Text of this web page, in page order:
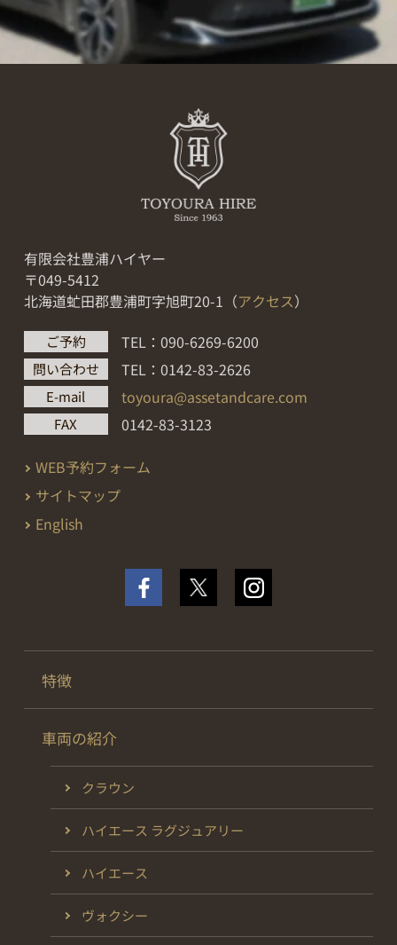
有限会社豊浦ハイヤー
〒049-5412
北海道虻田郡豊浦町字旭町20-1（アクセス）
ご予約 TEL：090-6269-6200
問い合わせ TEL：0142-83-2626
E-mail toyoura@assetandcare.com
FAX
0142-83-3123
WEB予約フォーム
サイトマップ
English
特徴
車両の紹介
クラウン
ハイエース ラグジュアリー
ハイエース
ヴォクシー